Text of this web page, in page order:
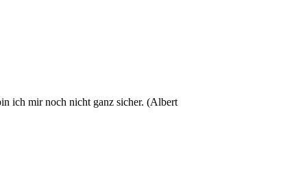
ich mir noch nicht ganz sicher. (Albert